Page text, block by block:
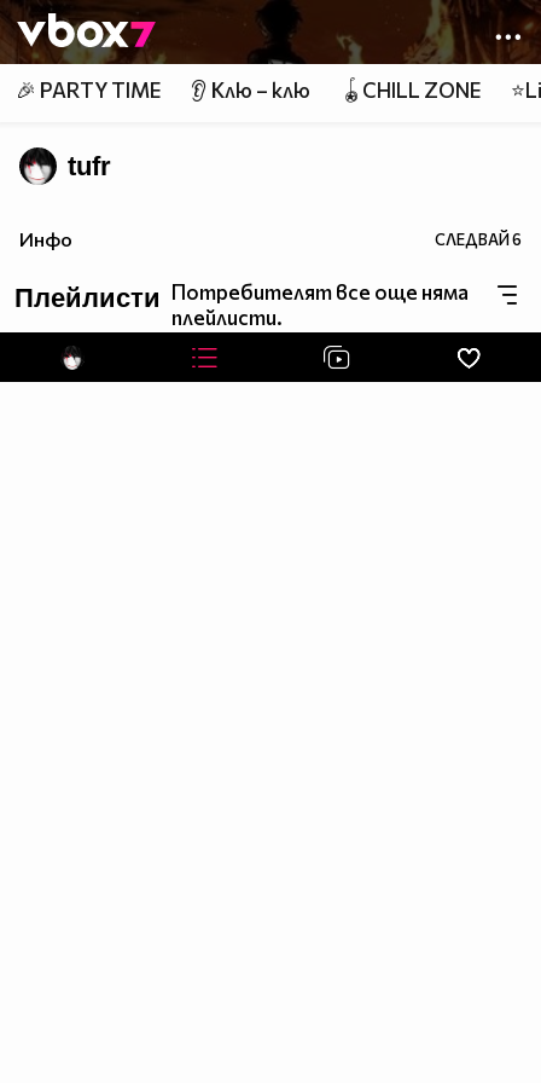
Member of
👾
🎉 PARTY TIME 👂 Клю – клю 🪀CHILL ZONE
tufr
Инфо СЛЕДВАЙ6
Плейлисти Потребителят все още няма
плейлисти.